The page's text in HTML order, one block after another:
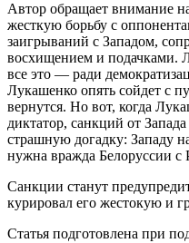
Автор обращает внимание
жесткую борьбу с
заигрываний с Западом,
восхищением и
все это — ради
Лукашенко опять сойдет с
вернутся. Но вот, когда
диктатор, санкций от
страшную догадку: Западу
нужна вражда Белоруссии с
Санкции станут
курировал его жестокую и
Статья подготовлена при